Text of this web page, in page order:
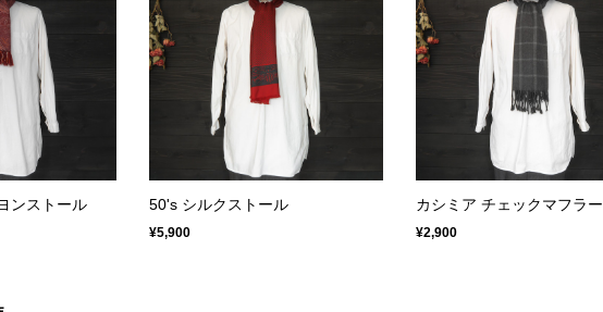
ンストール 50's シルクストール
¥5,900
カシミア チェックマフラー
¥2,900